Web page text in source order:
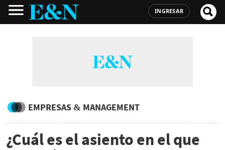
INGRESAR
EMPRESAS & MANAGEMENT
¿Cuál es el asiento en el que